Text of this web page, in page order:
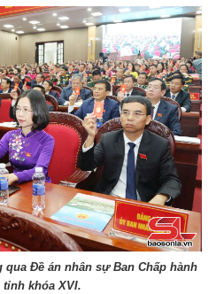
Đề án nhân sự Ban Chấp hành
khóa XVI.